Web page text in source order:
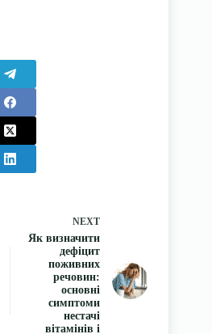
NEXT
Як визначити
дефіцит
поживних
речовин:
основні
симптоми
нестачі
вітамінів і